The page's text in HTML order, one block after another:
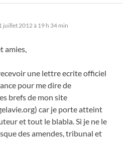
:
juillet 2012 à 19 h 34 min
amies,
une lettre ecrite officiel
pour me dire de
brefs de mon site
car je porte atteint
et tout le blabla. Si je ne le
des amendes, tribunal et